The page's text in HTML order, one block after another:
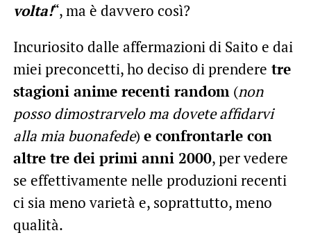
volta!“, ma è davvero così?
Incuriosito dalle affermazioni di Saito e dai
miei preconcetti, ho deciso di prendere tre
stagioni anime recenti random (non
posso dimostrarvelo ma dovete affidarvi
alla mia buonafede) e confrontarle con
altre tre dei primi anni 2000, per vedere
se effettivamente nelle produzioni recenti
ci sia meno varietà e, soprattutto, meno
qualità.